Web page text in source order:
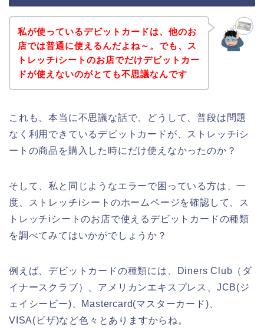
私が使っているデビットカードは、他のお
店では普通に使えるんだよね～。でも、ス
トレッチiシートのお店でだけデビットカー
ドが使えないのがとても不思議なんです
これも、本当に不思議な話で、どうして、普段は問題
なく利用できているデビットカードが、ストレッチiシ
ートの商品を購入した時にだけ使えなかったのか？
そして、私と同じようなエラーで困っている方は、一
度、ストレッチiシートのホームページを確認して、ス
トレッチiシートのお店で使えるデビットカードの種類
を調べてみてはいかがでしょうか？
例えば、デビットカードの種類には、Diners Club（ダ
イナースクラブ）、アメリカンエキスプレス、JCB(ジ
ェイシービー)、Mastercard(マスターカード)、
VISA(ビザ)など色々とありますからね。